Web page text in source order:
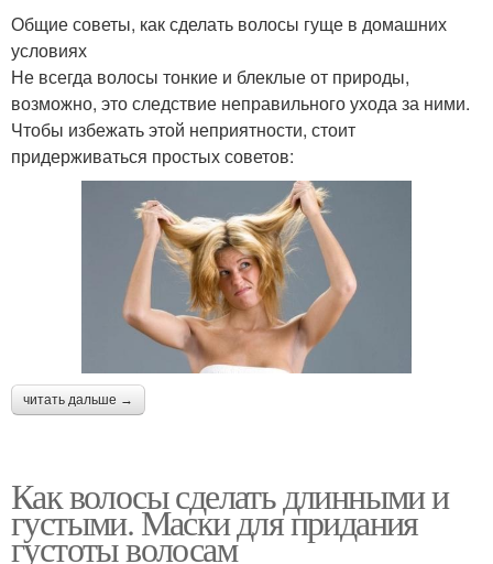
Общие советы, как сделать волосы гуще в домашних
условиях
Не всегда волосы тонкие и блеклые от природы,
возможно, это следствие неправильного ухода за ними.
Чтобы избежать этой неприятности, стоит
придерживаться простых советов:
читать дальше →
Как волосы сделать длинными и
густыми. Маски для придания
густоты волосам